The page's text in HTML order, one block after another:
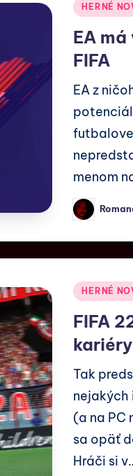
HERNÉ
EA
FIFA
EA z
menom
HERNÉ
FIFA
Tak
nejakých
(a na PC
sa opäť
Hráči si